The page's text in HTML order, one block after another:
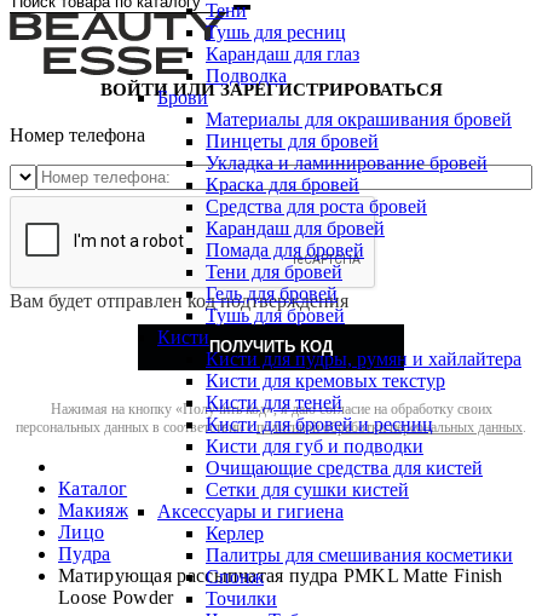
Тени
Тушь для ресниц
Карандаш для глаз
Подводка
Брови
Материалы для окрашивания бровей
Пинцеты для бровей
Укладка и ламинирование бровей
Краска для бровей
Средства для роста бровей
Карандаш для бровей
Помада для бровей
Тени для бровей
Гель для бровей
Тушь для бровей
Кисти
Кисти для пудры, румян и хайлайтера
Кисти для кремовых текстур
Кисти для теней
Кисти для бровей и ресниц
Кисти для губ и подводки
Очищающие средства для кистей
Сетки для сушки кистей
Аксессуары и гигиена
Керлер
Палитры для смешивания косметики
Спонж
Точилки
ВОЙТИ ИЛИ ЗАРЕГИСТРИРОВАТЬСЯ
Номер телефона
Вам будет отправлен код подтверждения
ПОЛУЧИТЬ КОД
Нажимая на кнопку «Получить код», я даю согласие на обработку своих
персональных данных в соответствии сполитикой обработки персональных данных.
Каталог
Макияж
Лицо
Пудра
Матирующая рассыпчатая пудра PMKL Matte Finish
Loose Powder